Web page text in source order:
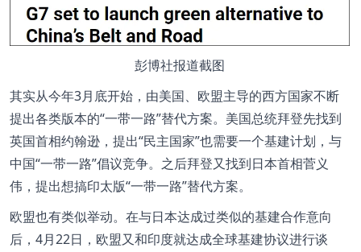
彭博社报道截图
其实从今年3月底开始，由美国、欧盟主导的西方国家不断
提出各类版本的“一带一路”替代方案。美国总统拜登先找到
英国首相约翰逊，提出“民主国家”也需要一个基建计划，与
中国“一带一路”倡议竞争。之后拜登又找到日本首相菅义
伟，提出想搞印太版“一带一路”替代方案。
欧盟也有类似举动。在与日本达成过类似的基建合作意向
后，4月22日，欧盟又和印度就达成全球基建协议进行谈